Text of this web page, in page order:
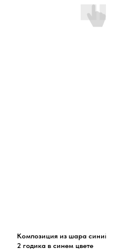
Композиция из шара синий
2 годика в синем цвете